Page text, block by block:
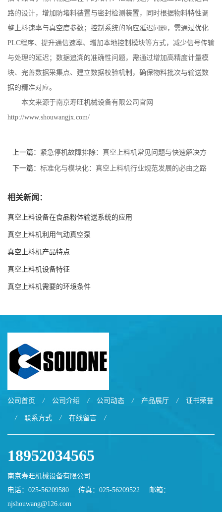
路的设计，增加防堵料装置与密封检测装置，同时根据物料特性调
整上料速率与真空度参数；控制系统的响应延迟问题，需通过优化
PLC程序、提升通信速率、增加本地控制模块等方式，减少信号传输
与处理的延迟；数据追溯的准确性问题，需通过增加高精度计量模
块、完善数据采集点、建立数据校验机制，确保物料批次与输送数
据的精准对应。
本文来源于南京寿旺机械设备有限公司官网
http://www.shouwangjx.com/
上一篇： 紧急停机故障排除：真空上料机常见问题与快速解决方
案
下一篇： 标准化与模块化：真空上料机行业规范发展的必由之路
相关新闻：
真空上料设备在食品粉体输送系统的应用
真空上料机利用气动真空泵
真空上料机产品特点
真空上料机设备特征
真空上料机需要的环境条件
公司首页 / 公司介绍 / 公司动态 / 产品展厅 / 证书荣誉
/ 联系方式 / 在线留言 /
18952034565
南京寿旺机械设备有限公司
电话：025-56209580
传真：025-56209522
邮箱：
njshouwang@126.com